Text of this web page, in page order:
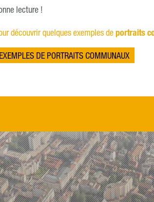
lecture !
découvrir quelques exemples deportraits
EXEMPLES DE PORTRAITS COMMUNAUX